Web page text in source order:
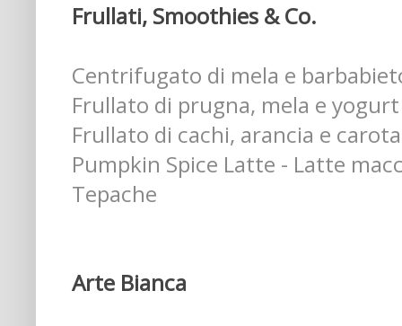
Frullati, Smoothies & Co.
Centrifugato di mela e
Frullato di prugna, mela e
Frullato di cachi, arancia e carota
Pumpkin Spice Latte - Latte
Tepache
Arte Bianca